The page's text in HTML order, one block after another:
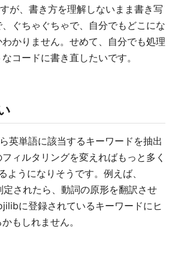
が、書き方を理解しないまま書き写
ぐちゃぐちゃで、自分でもどこにな
かりません。せめて、自分でも処理
コードに書き直したいです。
英単語に該当するキーワードを抽出
ィルタリングを変えればもっと多く
ようになりそうです。例えば、
されたら、動詞の原形を翻訳させ
に登録されているキーワードにヒ
もしれません。